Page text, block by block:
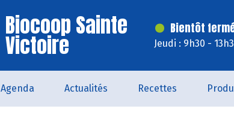
Biocoop Sainte
Victoire
Bientôt
Jeudi : 9h30 -
Agenda Actualités Recettes